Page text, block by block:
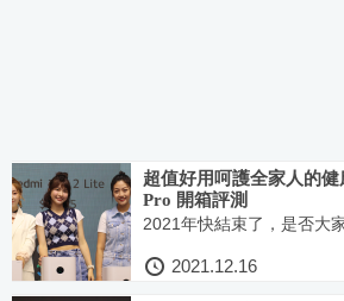
超值好用呵護全家人的
Pro 開箱評測
2021年快結束了，是否大
2021.12.16